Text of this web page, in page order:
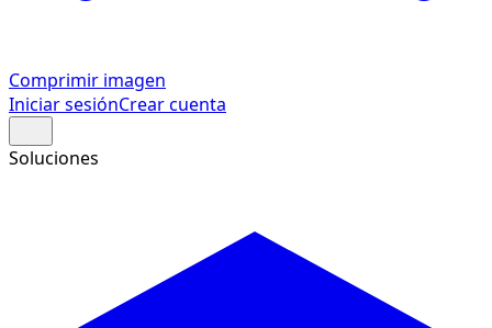
Comprimir imagen
Iniciar sesiónCrear cuenta
Soluciones